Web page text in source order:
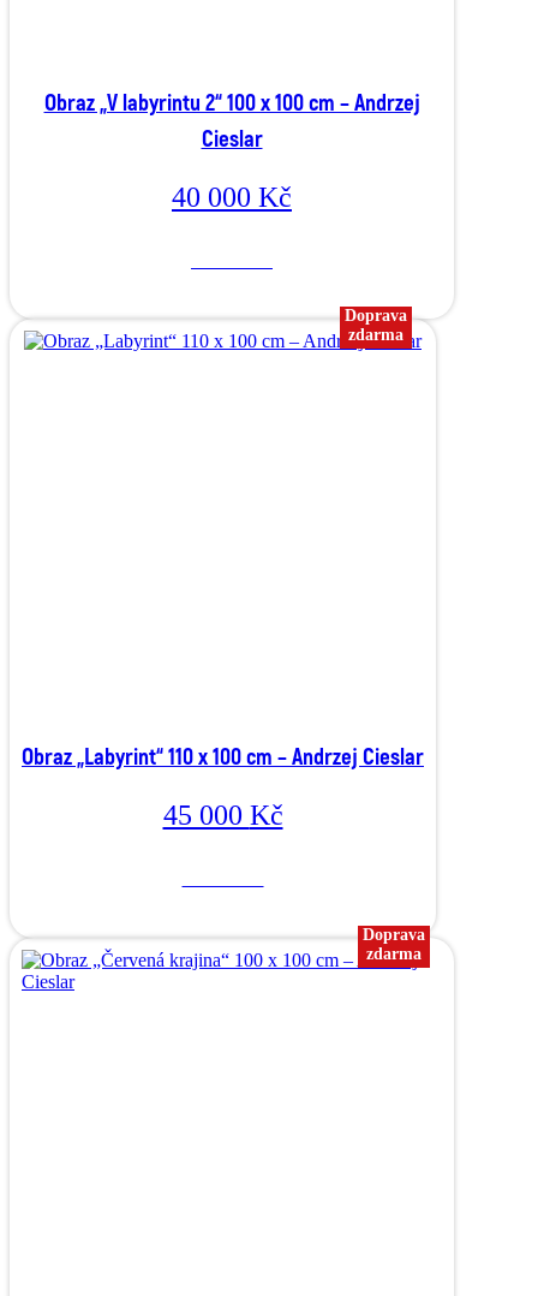
Obraz „V labyrintu 2“ 100 x 100 cm – Andrzej
Cieslar
40 000 Kč
Doprava
zdarma
Obraz „Labyrint“ 110 x 100 cm – Andrzej Cieslar
45 000 Kč
Doprava
zdarma